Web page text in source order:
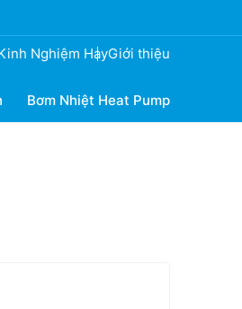
Nghiệm HayGiới thiệu
Bơm Nhiệt Heat Pump